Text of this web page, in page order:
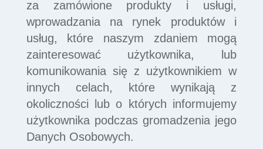
za zamówione produkty i usługi,
wprowadzania na rynek produktów i
usług, które naszym zdaniem mogą
zainteresować użytkownika, lub
komunikowania się z użytkownikiem w
innych celach, które wynikają z
okoliczności lub o których informujemy
użytkownika podczas gromadzenia jego
Danych Osobowych.